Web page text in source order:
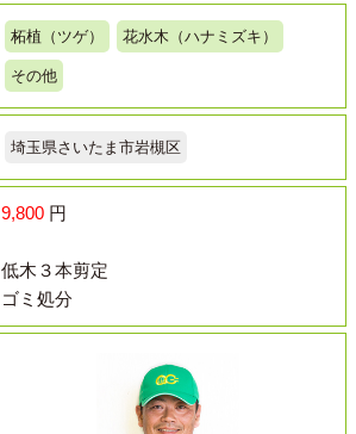
柘植（ツゲ） 花水木（ハナミズキ）
その他
埼玉県さいたま市岩槻区
9,800 円
低木３本剪定
ゴミ処分